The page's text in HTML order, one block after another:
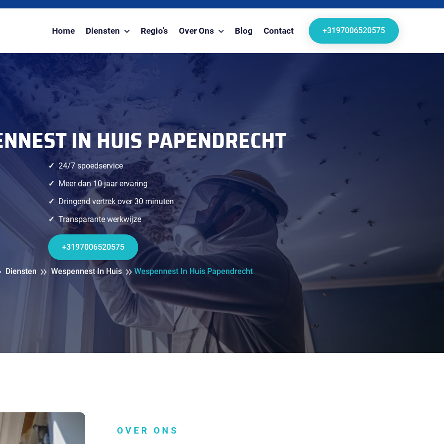
Home Diensten Regio’s Over Ons Blog Contact +3197006520575
IN HUIS PAPENDRECHT
24/7 spoedservice
Meer dan 10 jaar ervaring
Dringend vertrek over 30 minuten
Transparante werkwijze
+3197006520575
Diensten Wespennest In Huis Wespennest In Huis Papendrecht
OVER ONS